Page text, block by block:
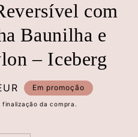
com
Baunilha e
– Iceberg
Em promoção
finalização da compra.